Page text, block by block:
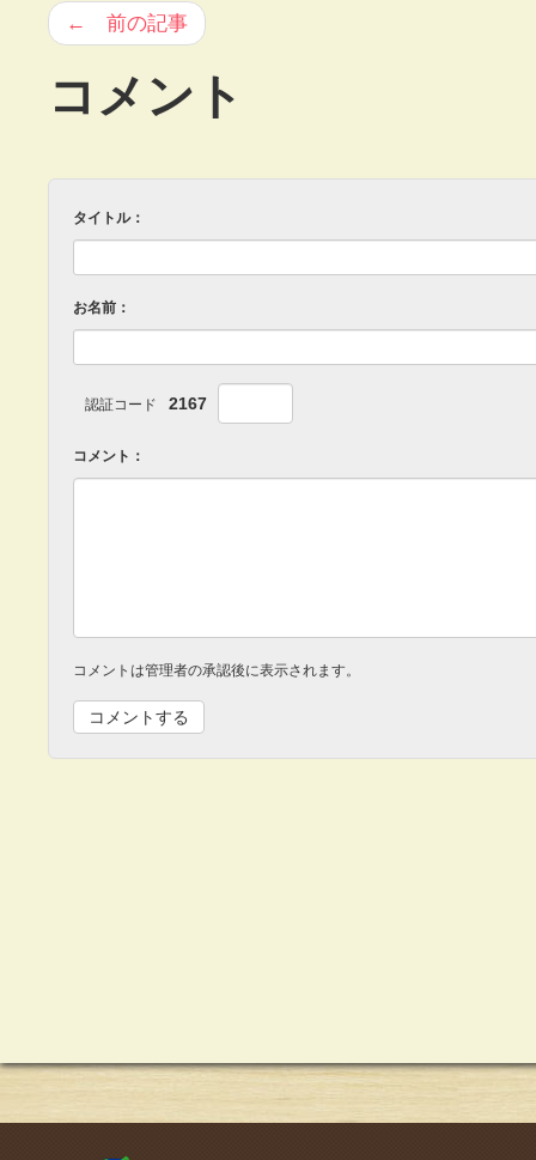
← 前の記事
コメント
タイトル：
お名前：
認証コード 2167
コメント：
コメントは管理者の承認後に表示されます。